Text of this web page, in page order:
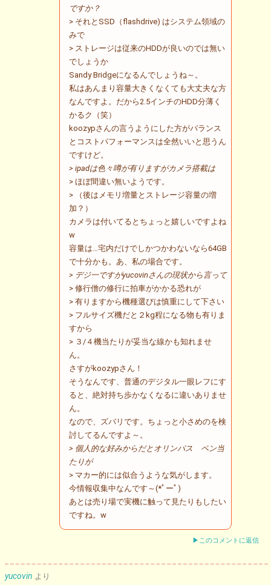
ですか？
> それとSSD（flashdrive) はシステム領域の
みで
> ストレージは従来のHDDが良いのでは無い
でしょうか
Sandy Bridgeになるんでしょうね～。
私はあんまり容量大きくなくても大丈夫な方
なんですよ。だから2.5インチのHDD分薄く
かるク（笑）
koozypさんの言うようにした方がバランス
とコストパフォーマンスは全然いいと思うん
ですけど。
> ipadは色々噂が有りますがカメラ搭載は
> ほぼ間違い無いようです。
> （後はメモリ増量とストレージ容量の増
加？）
カメラは付いてるとちょっと嬉しいですよね
w
容量は…宅内だけでしかつかわないなら64GB
で十分かも。あ、私の場合です。
> デジ一ですがyucovinさんの現状から言って
> 修行僧の修行に拍車がかかる恐れが
> 有りますから機種選びは慎重にして下さい
> フルサイズ機だと２kg程になる物も有りま
すから
> ３/４機当たりが妥当な線かも知れませ
ん。
さすがkoozypさん！
そうなんです、普通のデジタル一眼レフにす
ると、絶対持ち歩かなくなるに違いありませ
ん。
なので、ズバリです。ちょっと小さめのを検
討してるんですよ～。
> 個人的な好みからだとオリンパス ペン当
たりが
> マカー的には似合うような気がします。
今情報収集中なんです～(*ﾟーﾟ)
あとは売り場で実機に触って見たりもしたい
ですね。w
▶このコメントに返信
yucovin より